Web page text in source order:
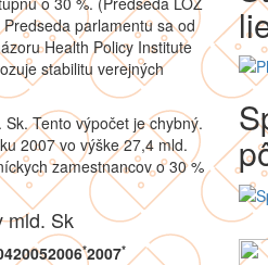
parlamentu sa od
Health Policy Institute
stabilitu verejných
Tento výpočet je chybný.
2007 vo výške 27,4 mld.
zamestnancov o 30 %
mld. Sk
20052006*2007*